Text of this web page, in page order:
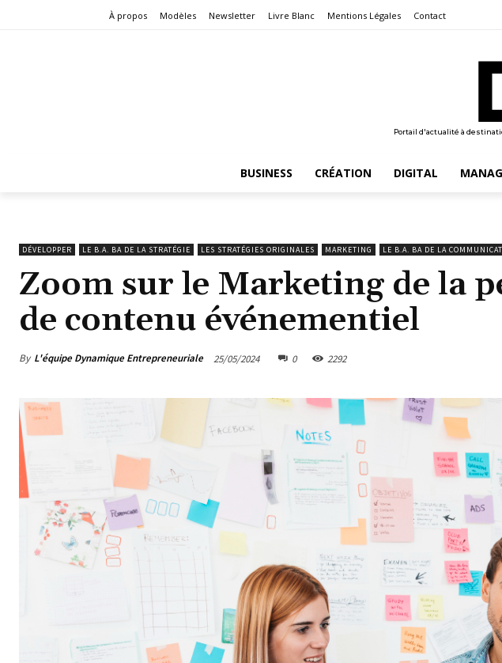
À propos Modèles Newsletter Livre Blanc Mentions Légales Contact
Portail d'actualité à
BUSINESS CRÉATION DIGITAL
DÉVELOPPER LE B.A. BA DE LA STRATÉGIE LES STRATÉGIES ORIGINALES MARKETING LE B.A. BA DE LA
Zoom sur le Marketing de la
de contenu événementiel
By L'équipe Dynamique Entrepreneuriale 25/05/2024 0 2292